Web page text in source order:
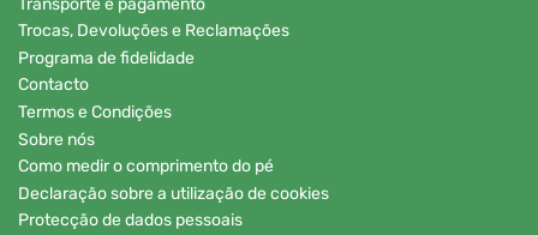
Trocas, Devoluções e Reclamações
Programa de fidelidade
Contacto
Termos e Condições
Sobre nós
Como medir o comprimento do pé
Declaração sobre a utilização de cookies
Protecção de dados pessoais